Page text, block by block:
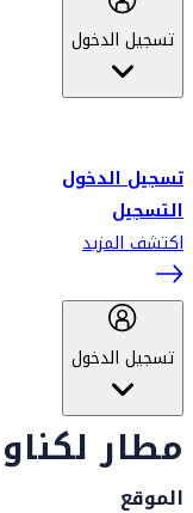
تسجيل الدخول
تسجيل الدخول
التسجيل
اكتشف المزيد
تسجيل الدخول
مطار لكناو
الموقع